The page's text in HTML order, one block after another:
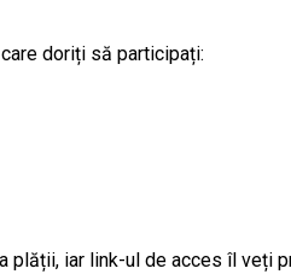
doriți să participați:
iar link-ul de acces îl veți